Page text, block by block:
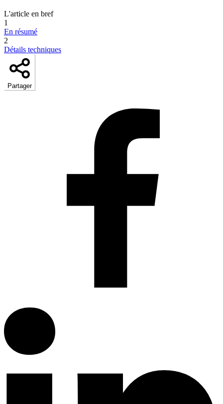
L'article en bref
1
En résumé
2
Détails techniques
Partager